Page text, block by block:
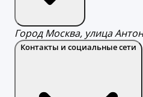
Город Москва, улица
Контакты и социальные сети